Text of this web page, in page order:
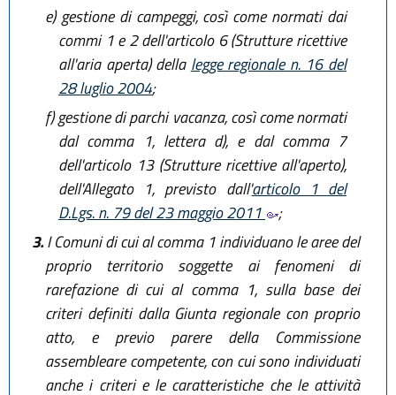
e)gestione di campeggi, così come normati dai
commi 1 e 2 dell'articolo 6 (Strutture ricettive
all'aria aperta) della legge regionale n. 16 del
28 luglio 2004;
f)gestione di parchi vacanza, così come normati
dal comma 1, lettera d), e dal comma 7
dell'articolo 13 (Strutture ricettive all'aperto),
dell'Allegato 1, previsto dall'articolo 1 del
D.Lgs. n. 79 del 23 maggio 2011
;
3.I Comuni di cui al comma 1 individuano le aree del
proprio territorio soggette ai fenomeni di
rarefazione di cui al comma 1, sulla base dei
criteri definiti dalla Giunta regionale con proprio
atto, e previo parere della Commissione
assembleare competente, con cui sono individuati
anche i criteri e le caratteristiche che le attività